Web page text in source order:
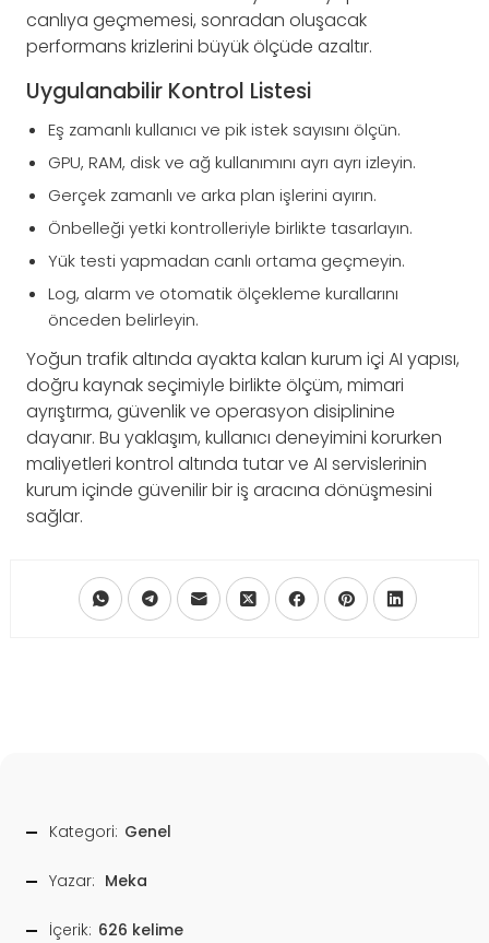
canlıya geçmemesi, sonradan oluşacak
performans krizlerini büyük ölçüde azaltır.
Uygulanabilir Kontrol Listesi
Eş zamanlı kullanıcı ve pik istek sayısını ölçün.
GPU, RAM, disk ve ağ kullanımını ayrı ayrı izleyin.
Gerçek zamanlı ve arka plan işlerini ayırın.
Önbelleği yetki kontrolleriyle birlikte tasarlayın.
Yük testi yapmadan canlı ortama geçmeyin.
Log, alarm ve otomatik ölçekleme kurallarını
önceden belirleyin.
Yoğun trafik altında ayakta kalan kurum içi AI yapısı,
doğru kaynak seçimiyle birlikte ölçüm, mimari
ayrıştırma, güvenlik ve operasyon disiplinine
dayanır. Bu yaklaşım, kullanıcı deneyimini korurken
maliyetleri kontrol altında tutar ve AI servislerinin
kurum içinde güvenilir bir iş aracına dönüşmesini
sağlar.
Kategori: Genel
Yazar: Meka
İçerik: 626 kelime